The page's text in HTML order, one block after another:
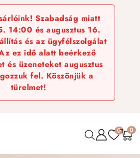
Szabadság miatt
14:00 és augusztus 16.
és az ügyfélszolgálat
ez idő alatt beérkező
és üzeneteket augusztus
fel. Köszönjük a
türelmet!
0 0